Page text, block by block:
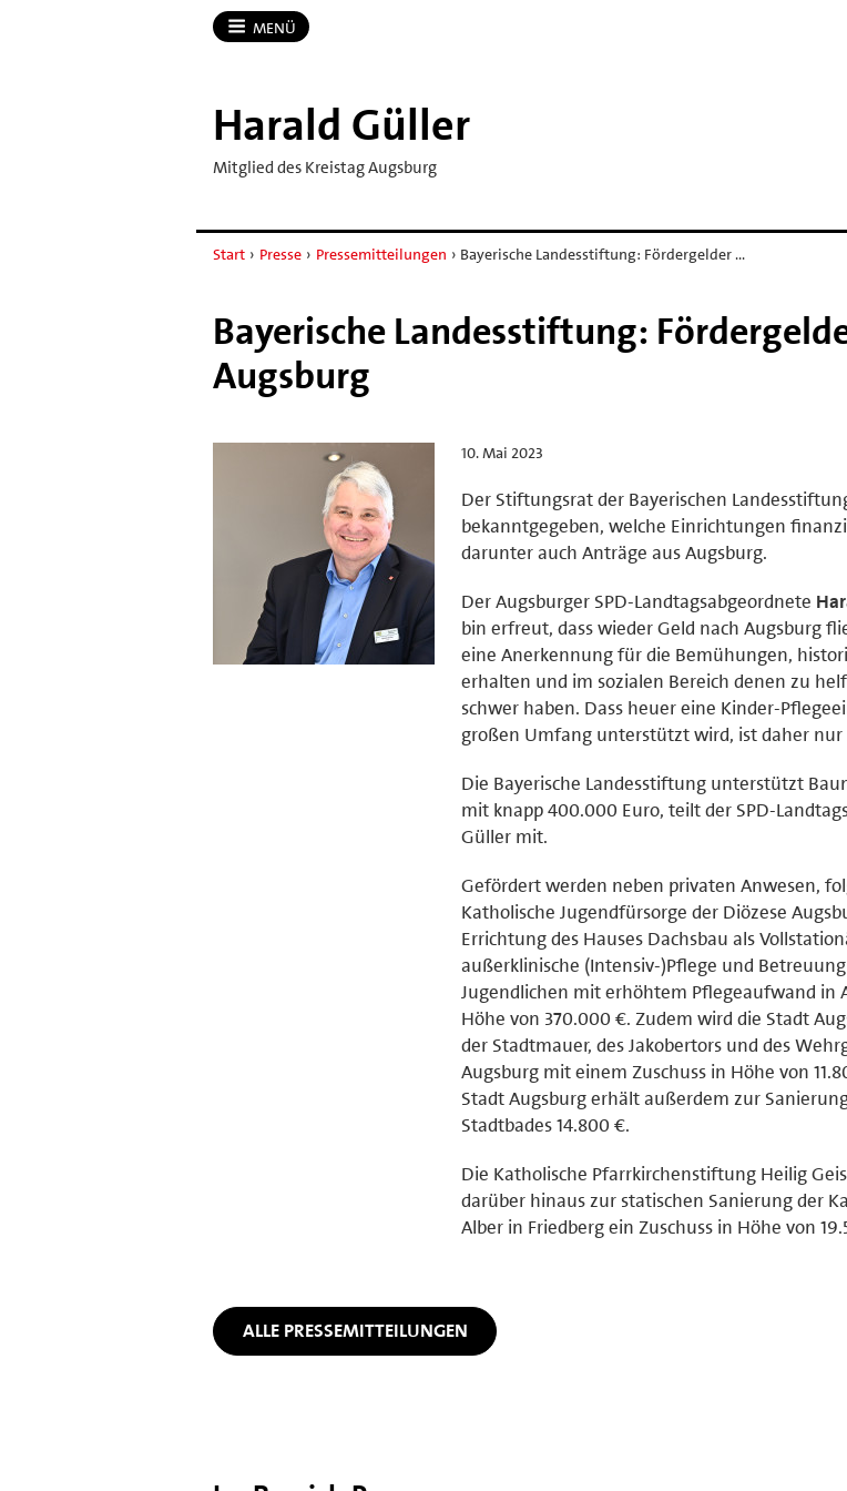
MENÜ
Harald Güller
Mitglied des Kreistag Augsburg
Start › Presse › Pressemitteilungen › Bayerische Landesstiftung: Fördergelder …
Bayerische Landesstiftung:
Augsburg
10. Mai 2023
Der Stiftungsrat der Bayerischen
bekanntgegeben, welche Einrichtungen
darunter auch Anträge aus Augsburg.
Der Augsburger SPD-Landtagsabgeordnete
bin erfreut, dass wieder Geld nach Augsburg
eine Anerkennung für die Bemühungen,
erhalten und im sozialen Bereich denen zu
schwer haben. Dass heuer eine Kinder-
großen Umfang unterstützt wird, ist daher nur
Die Bayerische Landesstiftung unterstützt
mit knapp 400.000 Euro, teilt der SPD-
Güller mit.
Gefördert werden neben privaten Anwesen,
Katholische Jugendfürsorge der Diözese
Errichtung des Hauses Dachsbau als
außerklinische (Intensiv-)Pflege und
Jugendlichen mit erhöhtem Pflegeaufwand in
Höhe von 370.000 €. Zudem wird die Stadt
der Stadtmauer, des Jakobertors und des
Augsburg mit einem Zuschuss in Höhe von
Stadt Augsburg erhält außerdem zur
Stadtbades 14.800 €.
Die Katholische Pfarrkirchenstiftung Heilig
darüber hinaus zur statischen Sanierung der
Alber in Friedberg ein Zuschuss in Höhe von
ALLE PRESSEMITTEILUNGEN